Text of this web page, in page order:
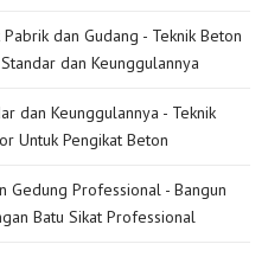
dan Gudang - Teknik Beton
dan Keunggulannya
dan Keunggulannya - Teknik
Untuk Pengikat Beton
Gedung Professional - Bangun
Batu Sikat Professional